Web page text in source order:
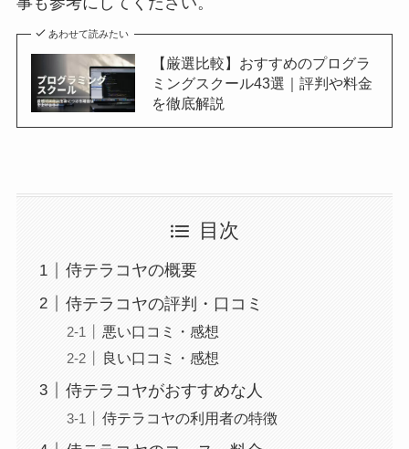
あわせて読みたい
【厳選比較】おすすめのプログラ
ミングスクール43選｜評判や料金
を徹底解説
目次
侍テラコヤの概要
侍テラコヤの評判・口コミ
悪い口コミ・感想
良い口コミ・感想
侍テラコヤがおすすめな人
侍テラコヤの利用者の特徴